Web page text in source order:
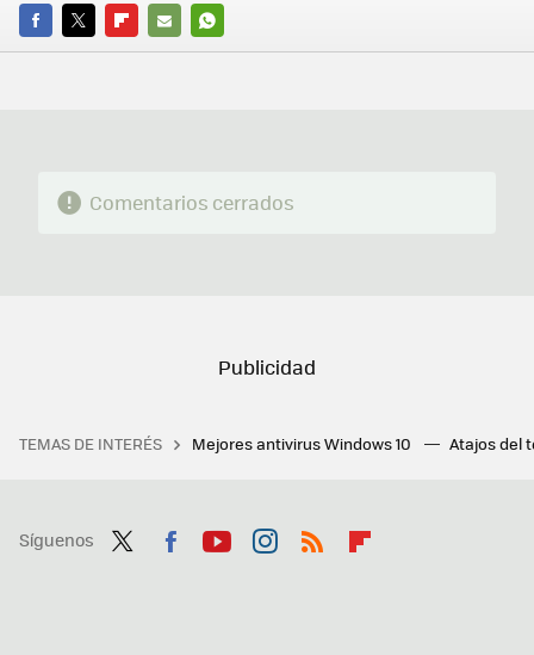
FACEBOOK
TWITTERFLIPBOARD
E-
WHATSAPP
Comentarios cerrados
TEMAS DE INTERÉS Mejores antivirus Windows 10 Atajos del
Síguenos